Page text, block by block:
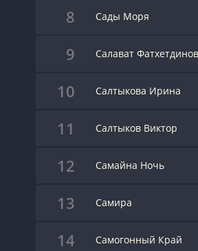
8 Сады Моря
9 Салават
10 Салтыкова Ирина
11 Салтыков Виктор
12 Самайна Ночь
13 Самира
14 Самогонный Край